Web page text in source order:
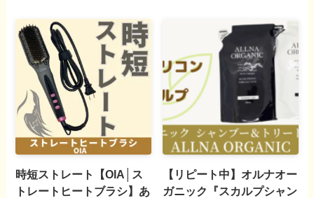
時短ストレート【OIA│ス
トレートヒートブラシ】あ
【リピート中】オルナオー
ガニック『スカルプシャン